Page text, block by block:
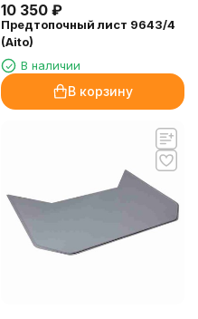
10 350 ₽
Предтопочный лист 9643/4
(Aito)
В наличии
В корзину